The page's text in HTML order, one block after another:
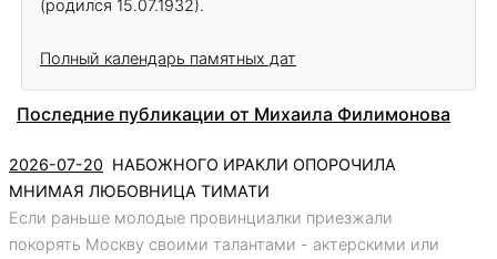
(родился 15.07.1932).
Полный календарь памятных дат
Последние публикации от Михаила Филимонова
2026-07-20 НАБОЖНОГО ИРАКЛИ ОПОРОЧИЛА
МНИМАЯ ЛЮБОВНИЦА ТИМАТИ
Если раньше молодые провинциалки приезжали
покорять Москву своими талантами - актерскими или